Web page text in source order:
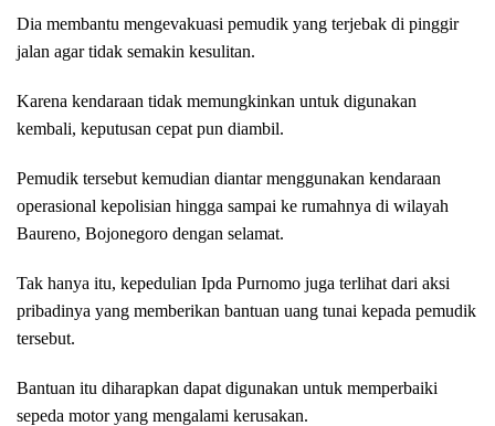
Dia membantu mengevakuasi pemudik yang terjebak di pinggir
jalan agar tidak semakin kesulitan.
Karena kendaraan tidak memungkinkan untuk digunakan
kembali, keputusan cepat pun diambil.
Pemudik tersebut kemudian diantar menggunakan kendaraan
operasional kepolisian hingga sampai ke rumahnya di wilayah
Baureno, Bojonegoro dengan selamat.
Tak hanya itu, kepedulian Ipda Purnomo juga terlihat dari aksi
pribadinya yang memberikan bantuan uang tunai kepada pemudik
tersebut.
Bantuan itu diharapkan dapat digunakan untuk memperbaiki
sepeda motor yang mengalami kerusakan.